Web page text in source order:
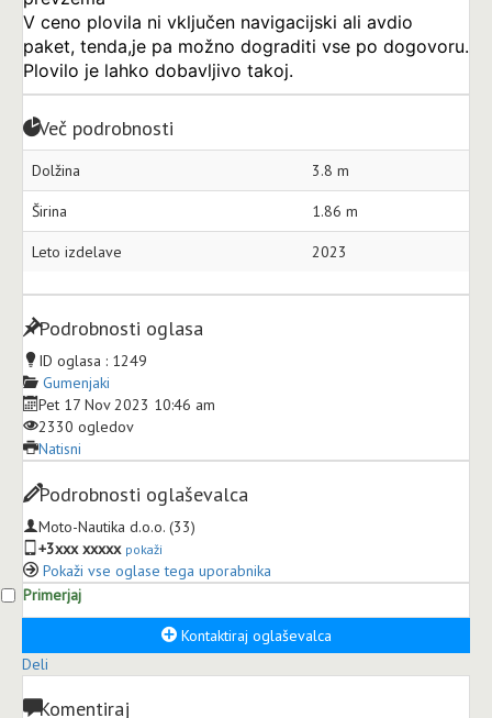
V ceno plovila ni vključen navigacijski ali avdio
paket, tenda,je pa možno dograditi vse po dogovoru.
Plovilo je lahko dobavljivo takoj.
Več podrobnosti
Dolžina 3.8 m
Širina 1.86 m
Leto izdelave 2023
Podrobnosti oglasa
ID oglasa : 1249
Gumenjaki
Pet 17 Nov 2023 10:46 am
2330 ogledov
Natisni
Podrobnosti oglaševalca
Moto-Nautika d.o.o. (33)
+3xxx xxxxx pokaži
Pokaži vse oglase tega uporabnika
Primerjaj
Kontaktiraj oglaševalca
Deli
Komentiraj